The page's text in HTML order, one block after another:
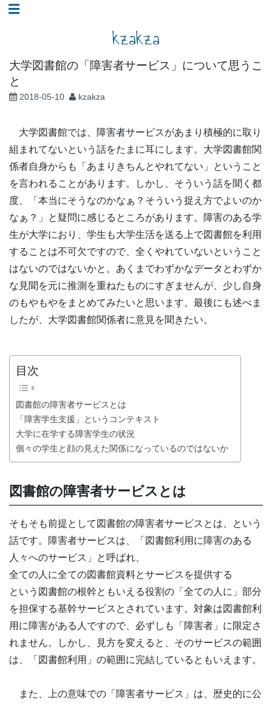
コ☰
kzakza
大学図書館の「障害者サービス」について思うこ
と
2018-05-10 kzakza
大学図書館では、障害者サービスがあまり積極的に取り
組まれてないという話をたまに耳にします。大学図書館関
係者自身からも「あまりきちんとやれてない」ということ
を言われることがあります。しかし、そういう話を聞く都
度、「本当にそうなのかなぁ？そういう捉え方でよいのか
なぁ？」と疑問に感じるところがあります。障害のある学
生が大学におり、学生も大学生活を送る上で図書館を利用
することは不可欠ですので、全くやれていないということ
はないのではないかと。あくまでわずかなデータとわずか
な見聞を元に推測を重ねたものにすぎませんが、少し自身
のもやもやをまとめてみたいと思います。最後にも述べま
したが、大学図書館関係者に意見を聞きたい。
目次
図書館の障害者サービスとは
「障害学生支援」というコンテキスト
大学に在学する障害学生の状況
個々の学生と顔の見えた関係になっているのではないか
図書館の障害者サービスとは
そもそも前提として図書館の障害者サービスとは、という
話です。障害者サービスは、「図書館利用に障害のある
人々へのサービス」と呼ばれ、
全ての人に全ての図書館資料とサービスを提供する
という図書館の根幹ともいえる役割の「全ての人に」部分
を担保する基幹サービスとされています。対象は図書館利
用に障害がある人ですので、必ずしも「障害者」に限定さ
れません。しかし、見方を変えると、そのサービスの範囲
は、「図書館利用」の範囲に完結しているともいえます。
また、上の意味での「障害者サービス」は、歴史的に公